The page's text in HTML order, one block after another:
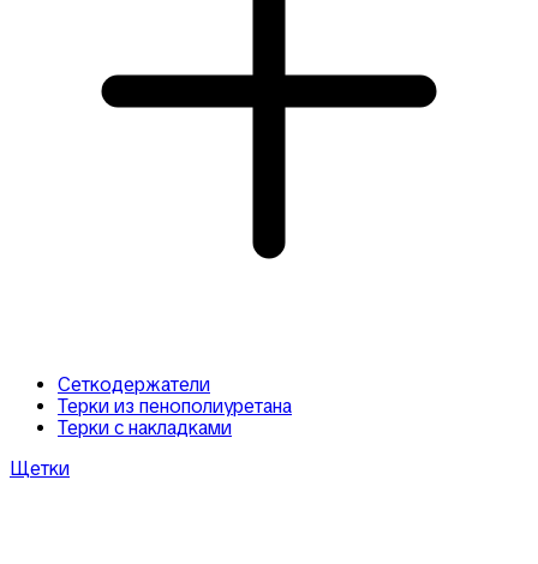
Сеткодержатели
Терки из пенополиуретана
Терки с накладками
Щетки